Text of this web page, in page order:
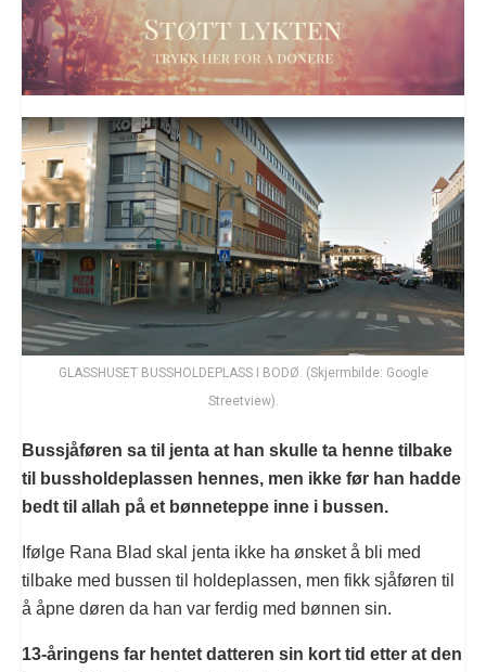
GLASSHUSET BUSSHOLDEPLASS I BODØ. (Skjermbilde: Google
Streetview).
Bussjåføren sa til jenta at han skulle ta henne tilbake
til bussholdeplassen hennes, men ikke før han hadde
bedt til allah på et bønneteppe inne i bussen.
Ifølge Rana Blad skal jenta ikke ha ønsket å bli med
tilbake med bussen til holdeplassen, men fikk sjåføren til
å åpne døren da han var ferdig med bønnen sin.
13-åringens far hentet datteren sin kort tid etter at den